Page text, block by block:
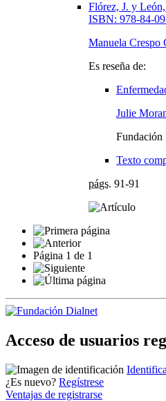
Flórez, J. y
ISBN: 978-84-
Manuela Crespo
Es reseña de:
Julie
Fundación
Texto
págs. 91-91
Página 1 de 1
Acceso de usuarios
¿Es nuevo? Regístrese
Ventajas de registrarse